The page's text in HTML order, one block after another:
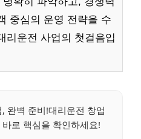
중심의 운영 전략을 수
리운전 사업의 첫걸음입
완벽 준비!대리운전 창업
로 핵심을 확인하세요!